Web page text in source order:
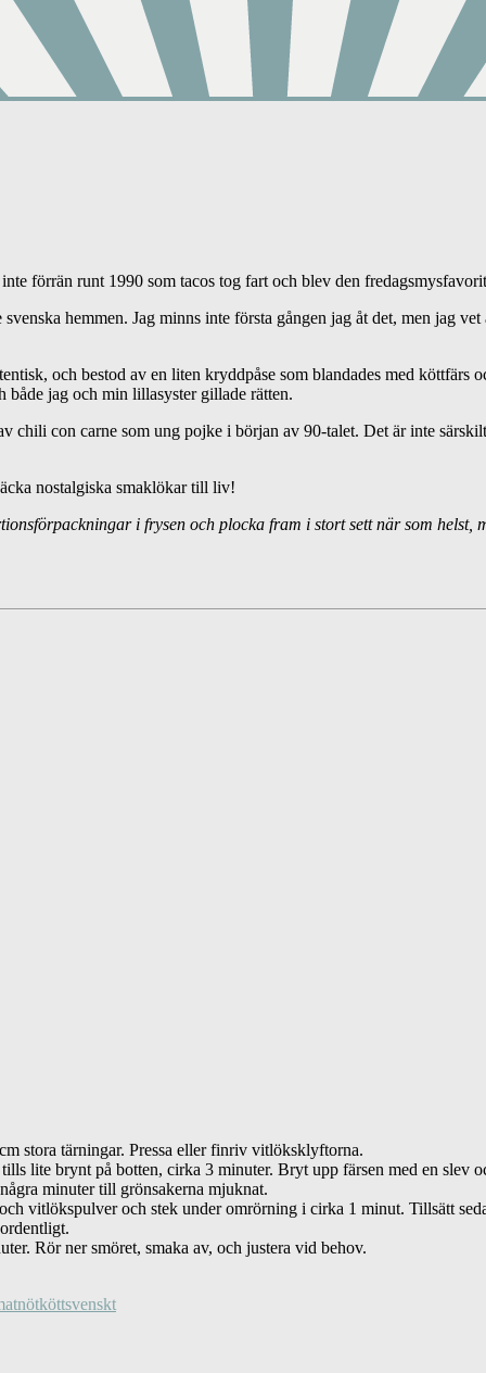
förrän runt 1990 som tacos tog fart och blev den
hemmen. Jag minns inte första gången jag åt det, men jag
och bestod av en liten kryddpåse som blandades med köttfärs
jag och min lillasyster gillade rätten.
chili con carne som ung pojke i början av 90-talet. Det är inte
nostalgiska smaklökar till liv!
i frysen och plocka fram i stort sett när som helst,
stora tärningar. Pressa eller finriv vitlöksklyftorna.
lite brynt på botten, cirka 3 minuter. Bryt upp färsen med en slev
minuter till grönsakerna mjuknat.
vitlökspulver och stek under omrörning i cirka 1 minut. Tillsätt
Rör ner smöret, smaka av, och justera vid behov.
nötköttsvenskt